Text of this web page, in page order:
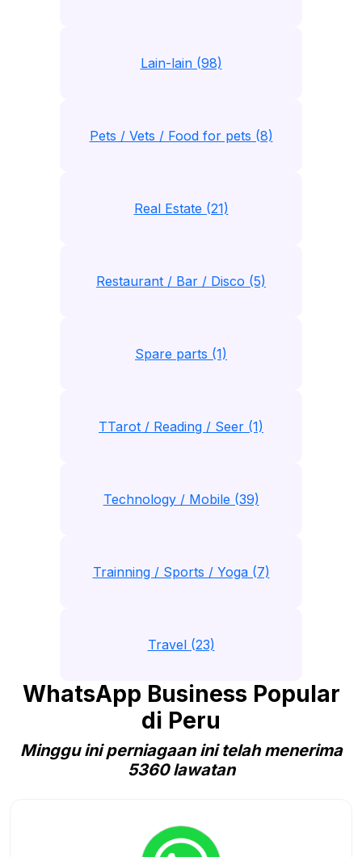
Lain-lain (98)
Pets / Vets / Food for pets (8)
Real Estate (21)
Restaurant / Bar / Disco (5)
Spare parts (1)
TTarot / Reading / Seer (1)
Technology / Mobile (39)
Trainning / Sports / Yoga (7)
Travel (23)
WhatsApp Business Popular
di Peru
Minggu ini perniagaan ini telah menerima
5360 lawatan